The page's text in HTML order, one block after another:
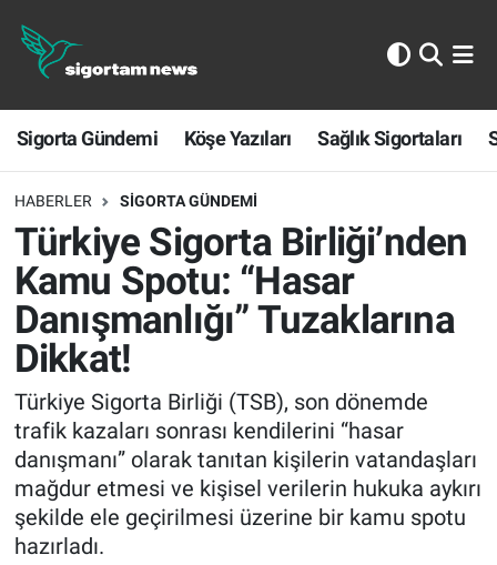
Sigorta Gündemi Köşe Yazıları Sağlık Sigortaları
HABERLER SIGORTA GÜNDEMI
Türkiye Sigorta Birliği’nden
Kamu Spotu: “Hasar
Danışmanlığı” Tuzaklarına
Dikkat!
Türkiye Sigorta Birliği (TSB), son dönemde
trafik kazaları sonrası kendilerini “hasar
danışmanı” olarak tanıtan kişilerin vatandaşları
mağdur etmesi ve kişisel verilerin hukuka aykırı
şekilde ele geçirilmesi üzerine bir kamu spotu
hazırladı.
Sigorta Gündemi
Köşe Yazıları
Sağlık Sigortaları
Sporun Sigortası
Ekonomi